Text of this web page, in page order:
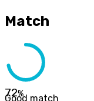
Match
72%
Good match